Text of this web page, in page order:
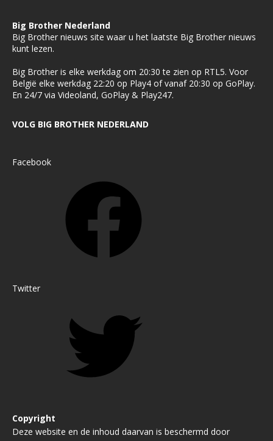
Big Brother Nederland
Big Brother nieuws site waar u het laatste Big Brother nieuws
kunt lezen.
Big Brother is elke werkdag om 20:30 te zien op RTL5. Voor
België elke werkdag 22:20 op Play4 of vanaf 20:30 op GoPlay.
En 24/7 via Videoland, GoPlay & Play247.
VOLG BIG BROTHER NEDERLAND
Facebook
Twitter
Copyright
Deze website en de inhoud daarvan is beschermd door